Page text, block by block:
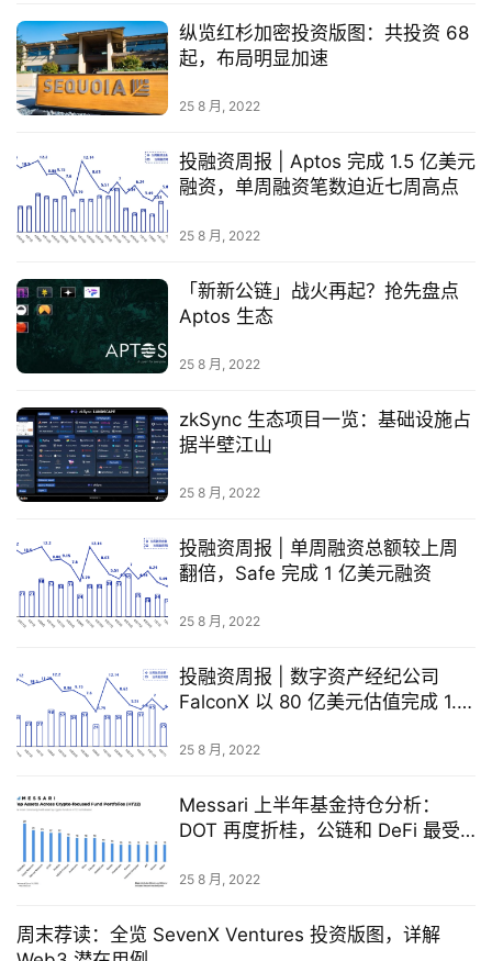
首
页
快
信
仰
a
h
9
9
指
数
常
用
推
荐
纵览红杉加密投资版图：共投资 68
起，布局明显加速
25 8 月, 2022
投融资周报 | Aptos 完成 1.5 亿美元
融资，单周融资笔数迫近七周高点
25 8 月, 2022
「新新公链」战火再起？抢先盘点
Aptos 生态
25 8 月, 2022
zkSync 生态项目一览：基础设施占
据半壁江山
25 8 月, 2022
投融资周报 | 单周融资总额较上周
翻倍，Safe 完成 1 亿美元融资
25 8 月, 2022
投融资周报 | 数字资产经纪公司
FalconX 以 80 亿美元估值完成 1.5
25 8 月, 2022
Messari 上半年基金持仓分析：
DOT 再度折桂，公链和 DeFi 最受
25 8 月, 2022
周末荐读：全览 SevenX Ventures 投资版图，详解